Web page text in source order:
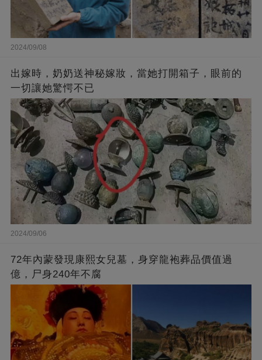
2024/09/08
出嫁時，奶奶送神秘嫁妝，當她打開箱子，眼前的
一切讓她驚愕不已
2024/09/06
72年內蒙發現康熙女兒墓，身穿龍袍葬品價值過
億，尸身240年不腐